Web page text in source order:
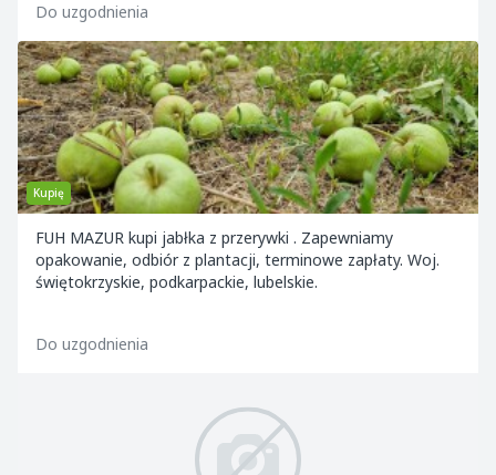
Do uzgodnienia
Kupię
FUH MAZUR kupi jabłka z przerywki . Zapewniamy
opakowanie, odbiór z plantacji, terminowe zapłaty. Woj.
świętokrzyskie, podkarpackie, lubelskie.
Do uzgodnienia